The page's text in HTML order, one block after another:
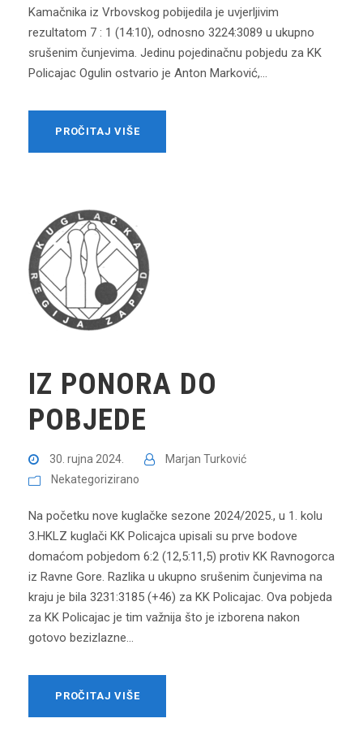
Kamačnika iz Vrbovskog pobijedila je uvjerljivim
rezultatom 7 : 1 (14:10), odnosno 3224:3089 u ukupno
srušenim čunjevima. Jedinu pojedinačnu pobjedu za KK
Policajac Ogulin ostvario je Anton Marković,...
PROČITAJ VIŠE
IZ PONORA DO
POBJEDE
30. rujna 2024.
Marjan Turković
Nekategorizirano
Na početku nove kuglačke sezone 2024/2025., u 1. kolu
3.HKLZ kuglači KK Policajca upisali su prve bodove
domaćom pobjedom 6:2 (12,5:11,5) protiv KK Ravnogorca
iz Ravne Gore. Razlika u ukupno srušenim čunjevima na
kraju je bila 3231:3185 (+46) za KK Policajac. Ova pobjeda
za KK Policajac je tim važnija što je izborena nakon
gotovo bezizlazne...
PROČITAJ VIŠE